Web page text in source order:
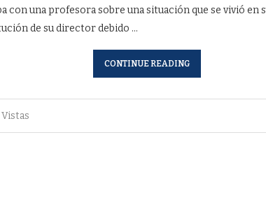
con una profesora sobre una situación que se vivió en
de su director debido …
CONTINUE READING